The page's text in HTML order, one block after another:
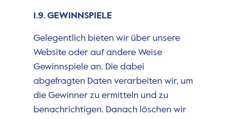
1.9. GEWINNSPIELE
Gelegentlich bieten wir über unsere
Website oder auf andere Weise
Gewinnspiele an. Die dabei
abgefragten Daten verarbeiten wir, um
die Gewinner zu ermitteln und zu
benachrichtigen. Danach löschen wir